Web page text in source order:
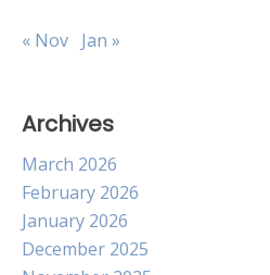
« Nov Jan »
Archives
March 2026
February 2026
January 2026
December 2025